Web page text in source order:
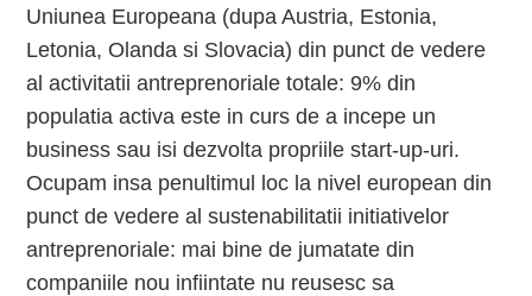
Uniunea Europeana (dupa Austria, Estonia,
Letonia, Olanda si Slovacia) din punct de vedere
al activitatii antreprenoriale totale: 9% din
populatia activa este in curs de a incepe un
business sau isi dezvolta propriile start-up-uri.
Ocupam insa penultimul loc la nivel european din
punct de vedere al sustenabilitatii initiativelor
antreprenoriale: mai bine de jumatate din
companiile nou infiintate nu reusesc sa